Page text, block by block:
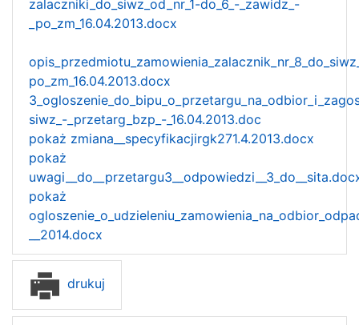
zalaczniki_do_siwz_od_nr_1-do_6_-_zawidz_-
_po_zm_16.04.2013.docx
po_zm_16.04.2013.docx
siwz_-_przetarg_bzp_-_16.04.2013.doc
pokaż zmiana__specyfikacjirgk271.4.2013.docx
pokaż
pokaż
__2014.docx
drukuj